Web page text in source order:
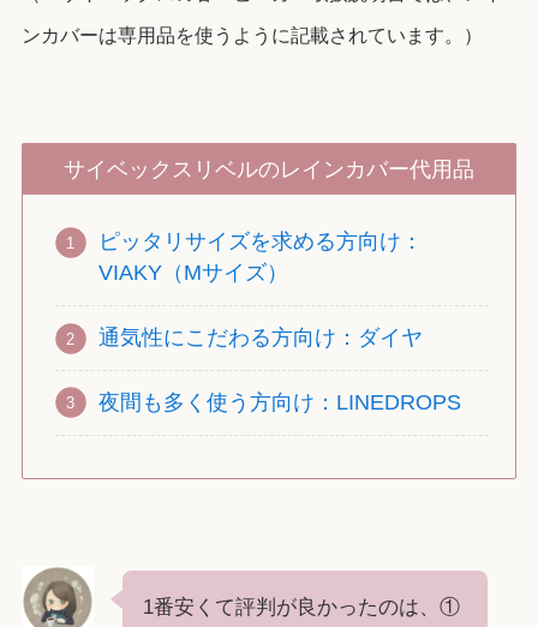
ンカバーは専用品を使うように記載されています。）
サイベックスリベルのレインカバー代用品
ピッタリサイズを求める方向け：
VIAKY（Mサイズ）
通気性にこだわる方向け：ダイヤ
夜間も多く使う方向け：LINEDROPS
1番安くて評判が良かったのは、①